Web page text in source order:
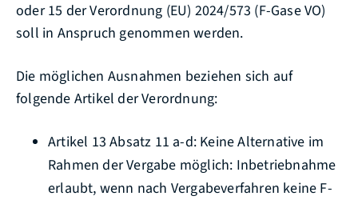
oder 15 der Verordnung (EU) 2024/573 (F-Gase VO)
soll in Anspruch genommen werden.
Die möglichen Ausnahmen beziehen sich auf
folgende Artikel der Verordnung:
Artikel 13 Absatz 11 a-d: Keine Alternative im
Rahmen der Vergabe möglich: Inbetriebnahme
erlaubt, wenn nach Vergabeverfahren keine F-